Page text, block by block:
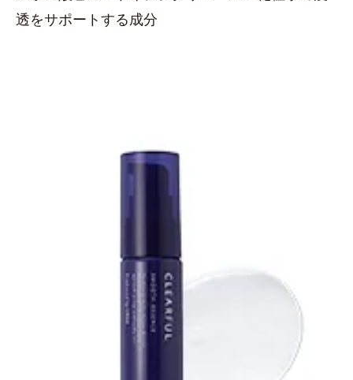
透をサポートする成分